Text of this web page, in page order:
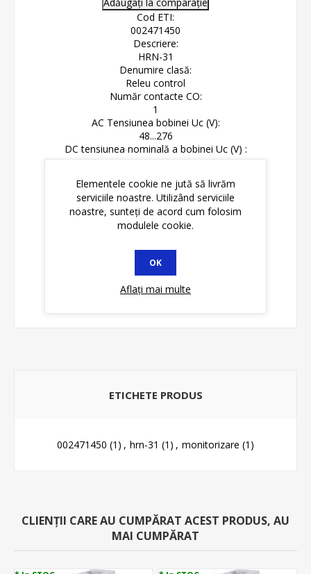
Cod ETI:
002471450
Descriere:
HRN-31
Denumire clasă:
Releu control
Număr contacte CO:
1
AC Tensiunea bobinei Uc (V):
48...276
DC tensiunea nominală a bobinei Uc (V) :
4000
Funcție:
Relee monitorizare și control
Tensiunea de alimentare (V) :
Tipul de control :
Umax si Umin
1
ETICHETE PRODUS
002471450 (1) , hrn-31 (1) , monitorizare (1)
CLIENȚII CARE AU CUMPĂRAT ACEST PRODUS, AU
MAI CUMPĂRAT
Elementele cookie ne jută să livrăm
serviciile noastre. Utilizând serviciile
noastre, sunteți de acord cum folosim
modulele cookie.
OK
Aflați mai multe